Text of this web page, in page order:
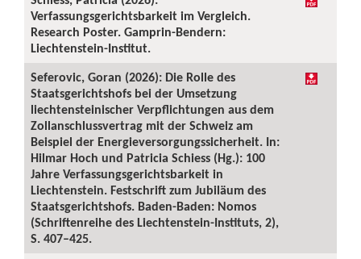
Verfassungsgerichtsbarkeit im Vergleich.
Research Poster. Gamprin-Bendern:
Liechtenstein-Institut.
Seferovic, Goran (2026): Die Rolle des
Staatsgerichtshofs bei der Umsetzung
liechtensteinischer Verpflichtungen aus dem
Zollanschlussvertrag mit der Schweiz am
Beispiel der Energieversorgungssicherheit. In:
Hilmar Hoch und Patricia Schiess (Hg.): 100
Jahre Verfassungsgerichtsbarkeit in
Liechtenstein. Festschrift zum Jubiläum des
Staatsgerichtshofs. Baden-Baden: Nomos
(Schriftenreihe des Liechtenstein-Instituts, 2),
S. 407–425.